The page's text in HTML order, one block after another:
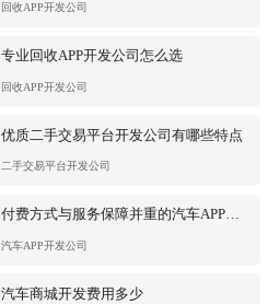
回收APP开发公司
专业回收APP开发公司怎么选
回收APP开发公司
优质二手交易平台开发公司有哪些特点
二手交易平台开发公司
付费方式与服务保障并重的汽车APP开发公司
汽车APP开发公司
汽车商城开发费用多少